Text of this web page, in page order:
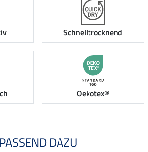
Schnelltrocknend
Oekotex®
PASSEND DAZU